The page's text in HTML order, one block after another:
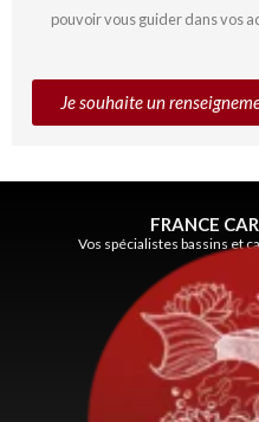
pouvoir vous guider dans vos
Je souhaite un
FRANCE
Vos spécialistes bassins et